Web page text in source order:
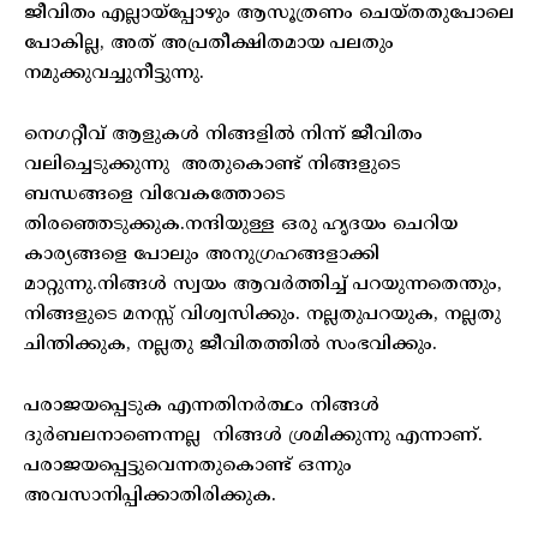
ജീവിതം എല്ലായ്പ്പോഴും ആസൂത്രണം ചെയ്തതുപോലെ
പോകില്ല, അത് അപ്രതീക്ഷിതമായ പലതും
നമുക്കുവച്ചുനീട്ടുന്നു.
നെഗറ്റീവ് ആളുകൾ നിങ്ങളിൽ നിന്ന് ജീവിതം
വലിച്ചെടുക്കുന്നു അതുകൊണ്ട് നിങ്ങളുടെ
ബന്ധങ്ങളെ വിവേകത്തോടെ
തിരഞ്ഞെടുക്കുക.നന്ദിയുള്ള ഒരു ഹൃദയം ചെറിയ
കാര്യങ്ങളെ പോലും അനുഗ്രഹങ്ങളാക്കി
മാറ്റുന്നു.നിങ്ങൾ സ്വയം ആവർത്തിച്ച് പറയുന്നതെന്തും,
നിങ്ങളുടെ മനസ്സ് വിശ്വസിക്കും. നല്ലതുപറയുക, നല്ലതു
ചിന്തിക്കുക, നല്ലതു ജീവിതത്തിൽ സംഭവിക്കും.
പരാജയപ്പെടുക എന്നതിനർത്ഥം നിങ്ങൾ
ദുർബലനാണെന്നല്ല നിങ്ങൾ ശ്രമിക്കുന്നു എന്നാണ്.
പരാജയപ്പെട്ടുവെന്നതുകൊണ്ട് ഒന്നും
അവസാനിപ്പിക്കാതിരിക്കുക.